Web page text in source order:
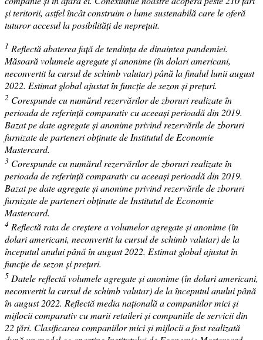
și teritorii, astfel încât construim o lume sustenabilă care le oferă
tuturor accesul la posibilități de neprețuit.
1 Reflectă abaterea față de tendința de dinaintea pandemiei.
Măsoară volumele agregate și anonime (în dolari americani,
neconvertit la cursul de schimb valutar) până la finalul lunii august
2022. Estimat global ajustat în funcție de sezon și prețuri.
2 Corespunde cu numărul rezervărilor de zboruri realizate în
perioada de referință comparativ cu aceeași perioadă din 2019.
Bazat pe date agregate și anonime privind rezervările de zboruri
furnizate de parteneri obținute de Institutul de Economie
Mastercard.
3 Corespunde cu numărul rezervărilor de zboruri realizate în
perioada de referință comparativ cu aceeași perioadă din 2019.
Bazat pe date agregate și anonime privind rezervările de zboruri
furnizate de parteneri obținute de Institutul de Economie
Mastercard.
4 Reflectă rata de creștere a volumelor agregate și anonime (în
dolari americani, neconvertit la cursul de schimb valutar) de la
începutul anului până în august 2022. Estimat global ajustat în
funcție de sezon și prețuri.
5 Datele reflectă volumele agregate și anonime (în dolari americani,
neconvertit la cursul de schimb valutar) de la începutul anului până
în august 2022. Reflectă media națională a companiilor mici și
mijlocii comparativ cu marii retaileri și companiile de servicii din
22 țări. Clasificarea companiilor mici și mijlocii a fost realizată